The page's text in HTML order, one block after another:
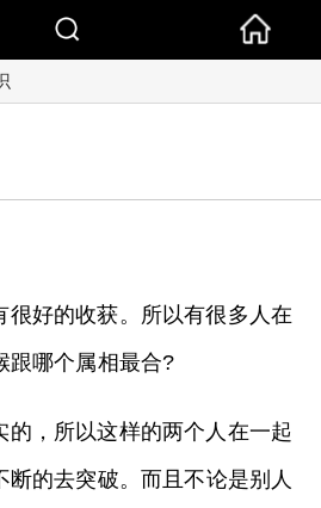
好的收获。所以有很多人在
跟哪个属相最合?
，所以这样的两个人在一起
的去突破。而且不论是别人